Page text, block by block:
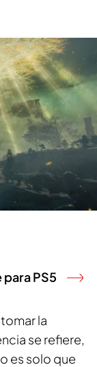
para PS5
la
se refiere,
es solo que